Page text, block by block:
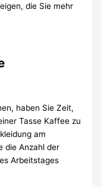
die Sie mehr
haben Sie Zeit,
Tasse Kaffee zu
am
die Anzahl der
Arbeitstages